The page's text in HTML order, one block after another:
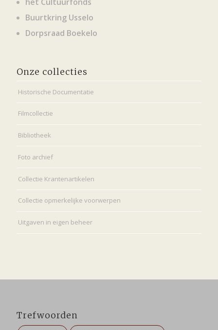
Buurtkring Usselo
Dorpsraad Boekelo
Onze collecties
Historische Documentatie
Filmcollectie
Bibliotheek
Foto archief
Collectie Krantenartikelen
Collectie opmerkelijke voorwerpen
Uitgaven in eigen beheer
Trefwoorden